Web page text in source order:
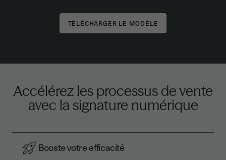
TÉLÉCHARGER LE MODÈLE
Accélérez les processus de vente
avec la signature numérique
Booste votre efficacité